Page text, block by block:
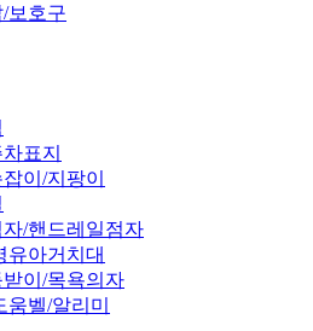
/보호구
표지
이/지팡이
자/핸드레일점자
유아거치대
받이/목욕의자
움벨/알리미